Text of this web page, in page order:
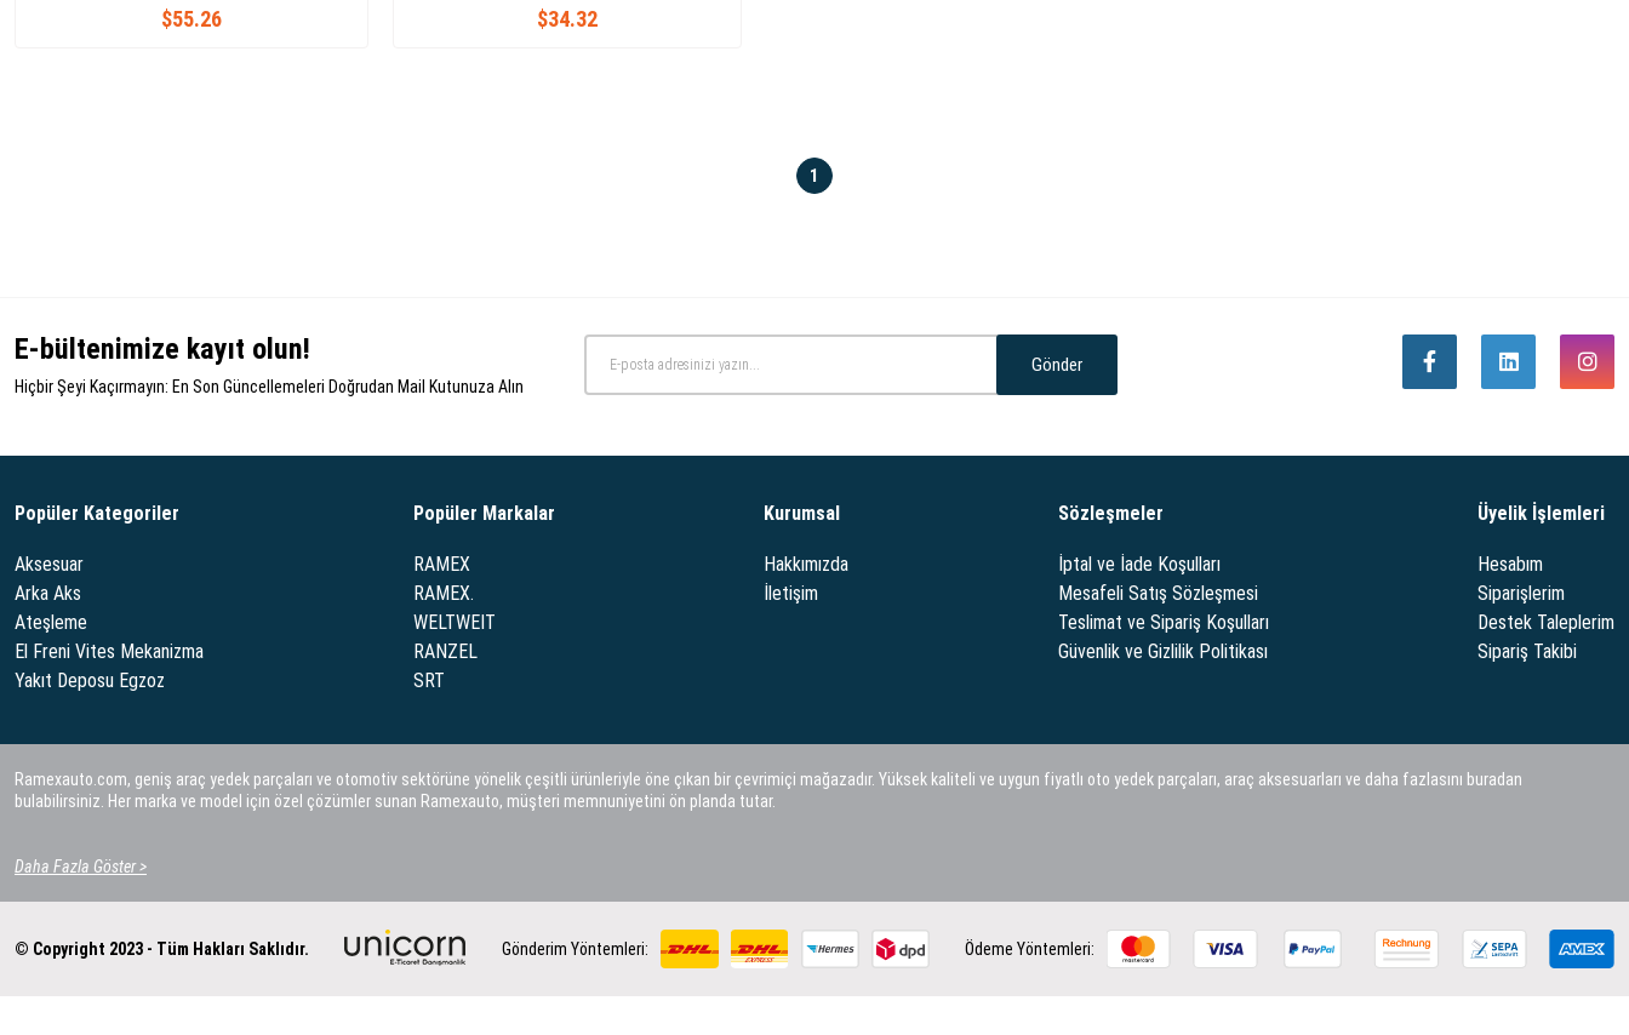
$55.26 $34.32
1
E-bültenimize kayıt olun!
Hiçbir Şeyi Kaçırmayın: En Son Güncellemeleri Doğrudan Mail Kutunuza Alın
Gönder
Popüler Kategoriler
Aksesuar
Arka Aks
Ateşleme
El Freni Vites Mekanizma
Yakıt Deposu Egzoz
Popüler Markalar
RAMEX
RAMEX.
WELTWEIT
RANZEL
SRT
Kurumsal
Hakkımızda
İletişim
Sözleşmeler
İptal ve İade Koşulları
Mesafeli Satış Sözleşmesi
Teslimat ve Sipariş Koşulları
Güvenlik ve Gizlilik Politikası
Üyelik İşlemleri
Hesabım
Siparişlerim
Destek Taleplerim
Sipariş Takibi
Ramexauto.com, geniş araç yedek parçaları ve otomotiv sektörüne yönelik çeşitli ürünleriyle öne çıkan bir çevrimiçi mağazadır. Yüksek kaliteli ve uygun fiyatlı oto yedek parçaları, araç aksesuarları ve daha fazlasını buradan
bulabilirsiniz. Her marka ve model için özel çözümler sunan Ramexauto, müşteri memnuniyetini ön planda tutar.
Daha Fazla Göster >
© Copyright 2023 - Tüm Hakları Saklıdır. Gönderim Yöntemleri: Ödeme Yöntemleri: